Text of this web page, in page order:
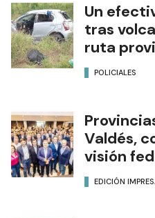
Un
tras
ruta
POLICIALES
Valdés,
visión
EDICIÓN